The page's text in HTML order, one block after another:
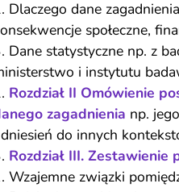
Dlaczego dane
społeczne,
Dane statystyczne np. z
i instytutu
Rozdział II Omówienie
zagadnienia np.
do innych
Rozdział III. Zestawienie
Wzajemne związki